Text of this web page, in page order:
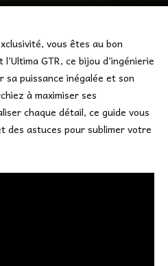
vous êtes au bon
GTR, ce bijou d’ingénierie
sa puissance inégalée et son
à maximiser ses
chaque détail, ce guide vous
des astuces pour sublimer votre